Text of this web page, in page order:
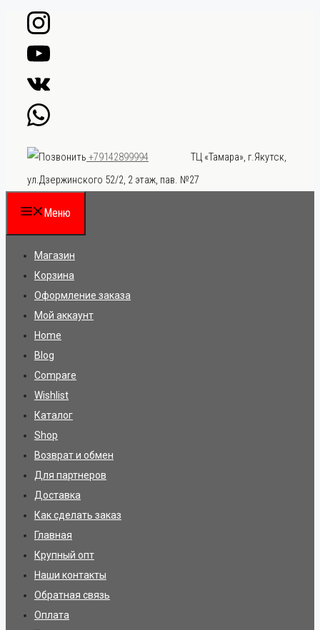
Перейти
содержимому
+79142899994
ТЦ «Тамара», г.Якутск,
ул.Дзержинского 52/2, 2 этаж, пав. №27
Меню
Магазин
Корзина
Оформление заказа
Мой аккаунт
Home
Blog
Compare
Wishlist
Каталог
Shop
Возврат и обмен
Для партнеров
Доставка
Как сделать заказ
Главная
Крупный опт
Наши контакты
Обратная связь
Оплата